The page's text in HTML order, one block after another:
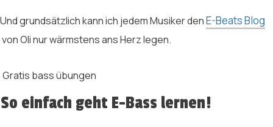
Und grundsätzlich kann ich jedem Musiker denE-Beats Blog
von Oli nur wärmstens ans Herz legen.
Gratis bass übungen
So einfach geht E-Bass lernen!